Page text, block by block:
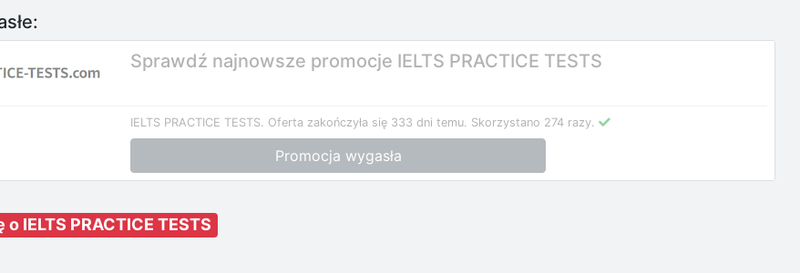
Sprawdź najnowsze promocje IELTS PRACTICE TESTS
IELTS PRACTICE TESTS. Oferta zakończyła się 333 dni temu. Skorzystano 274 razy.
Promocja wygasła
IELTS PRACTICE TESTS